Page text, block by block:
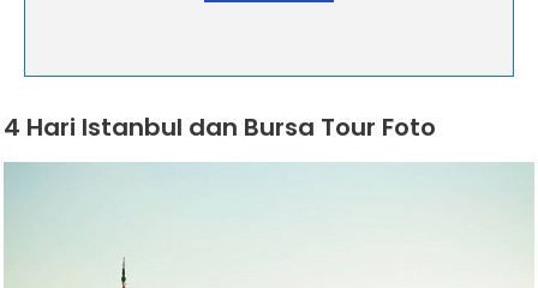
4 Hari Istanbul dan Bursa Tour Foto